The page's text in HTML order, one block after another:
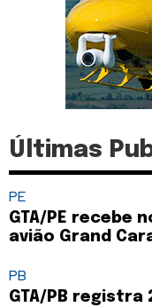
Últimas
PE
GTA/PE recebe
avião Grand
PB
GTA/PB registra